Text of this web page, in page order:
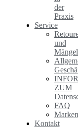
der
Praxis
Service
und
ZUM
FAQ
Marken
Kontakt